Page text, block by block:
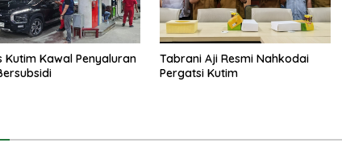
Kutim Kawal Penyaluran
Tabrani Aji Resmi Nahkodai
Pergatsi Kutim